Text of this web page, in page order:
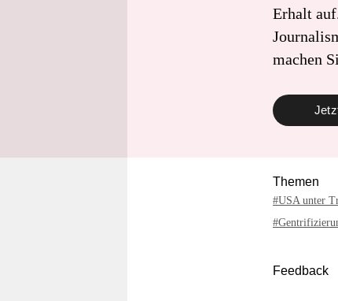
Erhalt
machen
Themen
#USA unter
Feedback